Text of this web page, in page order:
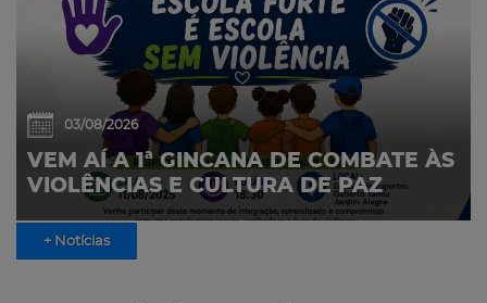
03/08/2026
VEM AÍ A 1ª GINCANA DE COMBATE ÀS
VIOLÊNCIAS E CULTURA DE PAZ
+ Notícias